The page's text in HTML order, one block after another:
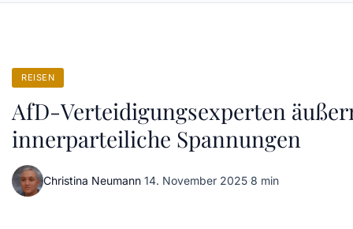
REISEN
AfD-Verteidigungsexperten
innerparteiliche Spannungen
Christina Neumann·14. November 2025·8 min